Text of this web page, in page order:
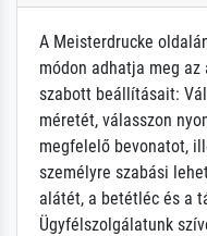
A Meisterdrucke
módon adhatja meg
szabott beállításait:
méretét, válasszon
megfelelő bevonatot,
személyre szabási
alátét, a betétléc és a
Ügyfélszolgálatunk